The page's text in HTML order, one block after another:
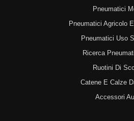
Pneumatici
Pneumatici Agricolo
Pneumatici Uso
Ricerca
Ruotini Di
Catene E Calze
Accessori